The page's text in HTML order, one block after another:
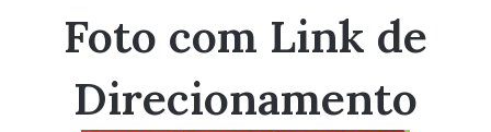
Foto com Link de
Direcionamento